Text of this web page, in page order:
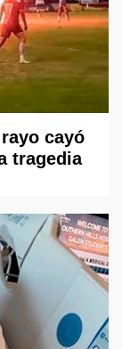
cayó
tragedia